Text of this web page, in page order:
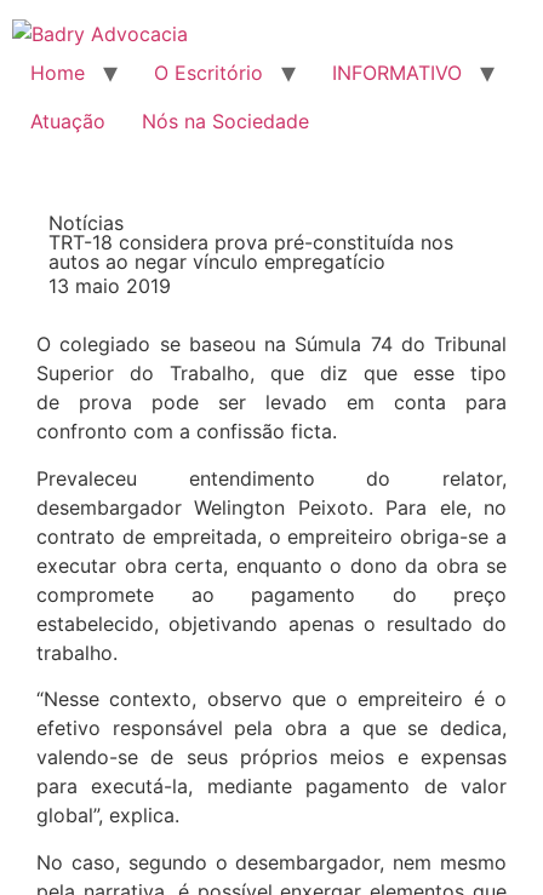
Home O Escritório
INFORMATIVO
Atuação
Nós na Sociedade
Notícias
TRT-18 considera prova pré-constituída nos
autos ao negar vínculo empregatício
13 maio 2019
O colegiado se baseou na Súmula 74 do Tribunal
Superior do Trabalho, que diz que esse tipo
de prova pode ser levado em conta para
confronto com a confissão ficta.
Prevaleceu entendimento do relator,
desembargador Welington Peixoto. Para ele, no
contrato de empreitada, o empreiteiro obriga-se a
executar obra certa, enquanto o dono da obra se
compromete ao pagamento do preço
estabelecido, objetivando apenas o resultado do
trabalho.
“Nesse contexto, observo que o empreiteiro é o
efetivo responsável pela obra a que se dedica,
valendo-se de seus próprios meios e expensas
para executá-la, mediante pagamento de valor
global”, explica.
No caso, segundo o desembargador, nem mesmo